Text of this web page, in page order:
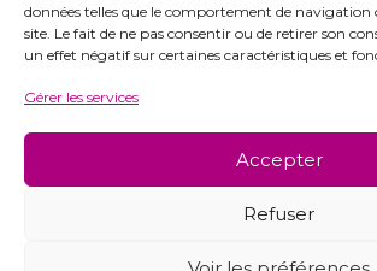
données telles que le comportement de navigation
site. Le fait de ne pas consentir ou de retirer son
un effet négatif sur certaines caractéristiques et
Gérer les services
Accepter
Refuser
+33 (0)4 74 01 99 80